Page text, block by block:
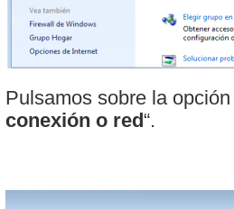
Pulsamos sobre la opción
conexión o red“.